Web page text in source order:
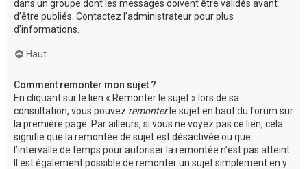
dans un groupe dont les messages doivent être validés avant
d’être publiés. Contactez l’administrateur pour plus
d’informations.
Haut
Comment remonter mon sujet ?
En cliquant sur le lien « Remonter le sujet » lors de sa
consultation, vous pouvez remonterle sujet en haut du forum sur
la première page. Par ailleurs, si vous ne voyez pas ce lien, cela
signifie que la remontée de sujet est désactivée ou que
l’intervalle de temps pour autoriser la remontée n’est pas atteint.
Il est également possible de remonter un sujet simplement en y